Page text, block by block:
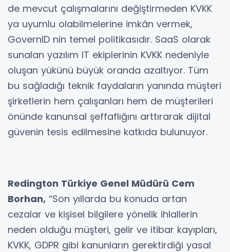
de mevcut çalışmalarını değiştirmeden KVKK
ya uyumlu olabilmelerine imkân vermek,
GovernID nin temel politikasıdır. SaaS olarak
sunalan yazılım IT ekiplerinin KVKK nedeniyle
oluşan yükünü büyük oranda azaltıyor. Tüm
bu sağladığı teknik faydaların yanında müşteri
şirketlerin hem çalışanları hem de müşterileri
önünde kanunsal şeffaflığını arttırarak dijital
güvenin tesis edilmesine katkıda bulunuyor.
Redington Türkiye Genel Müdürü Cem
Borhan, “Son yıllarda bu konuda artan
cezalar ve kişisel bilgilere yönelik ihlallerin
neden olduğu müşteri, gelir ve itibar kayıpları,
KVKK, GDPR gibi kanunların gerektirdiği yasal